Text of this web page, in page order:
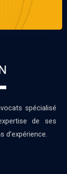
spécialisé
de ses
d’expérience.